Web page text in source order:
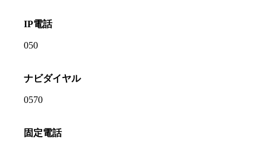
IP電話
050
ナビダイヤル
0570
固定電話